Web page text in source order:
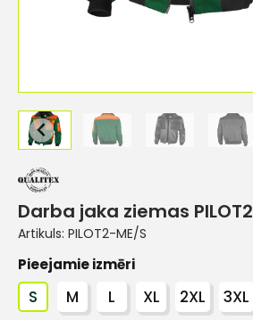
Darba jaka ziemas PILOT2
Artikuls: PILOT2-ME/S
Pieejamie izmēri
S M L XL 2XL 3XL